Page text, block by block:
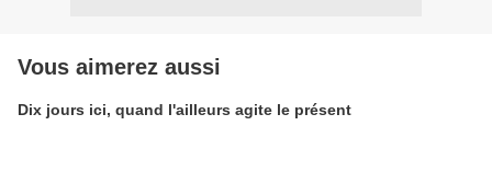
Vous aimerez aussi
Dix jours ici, quand l'ailleurs agite le présent